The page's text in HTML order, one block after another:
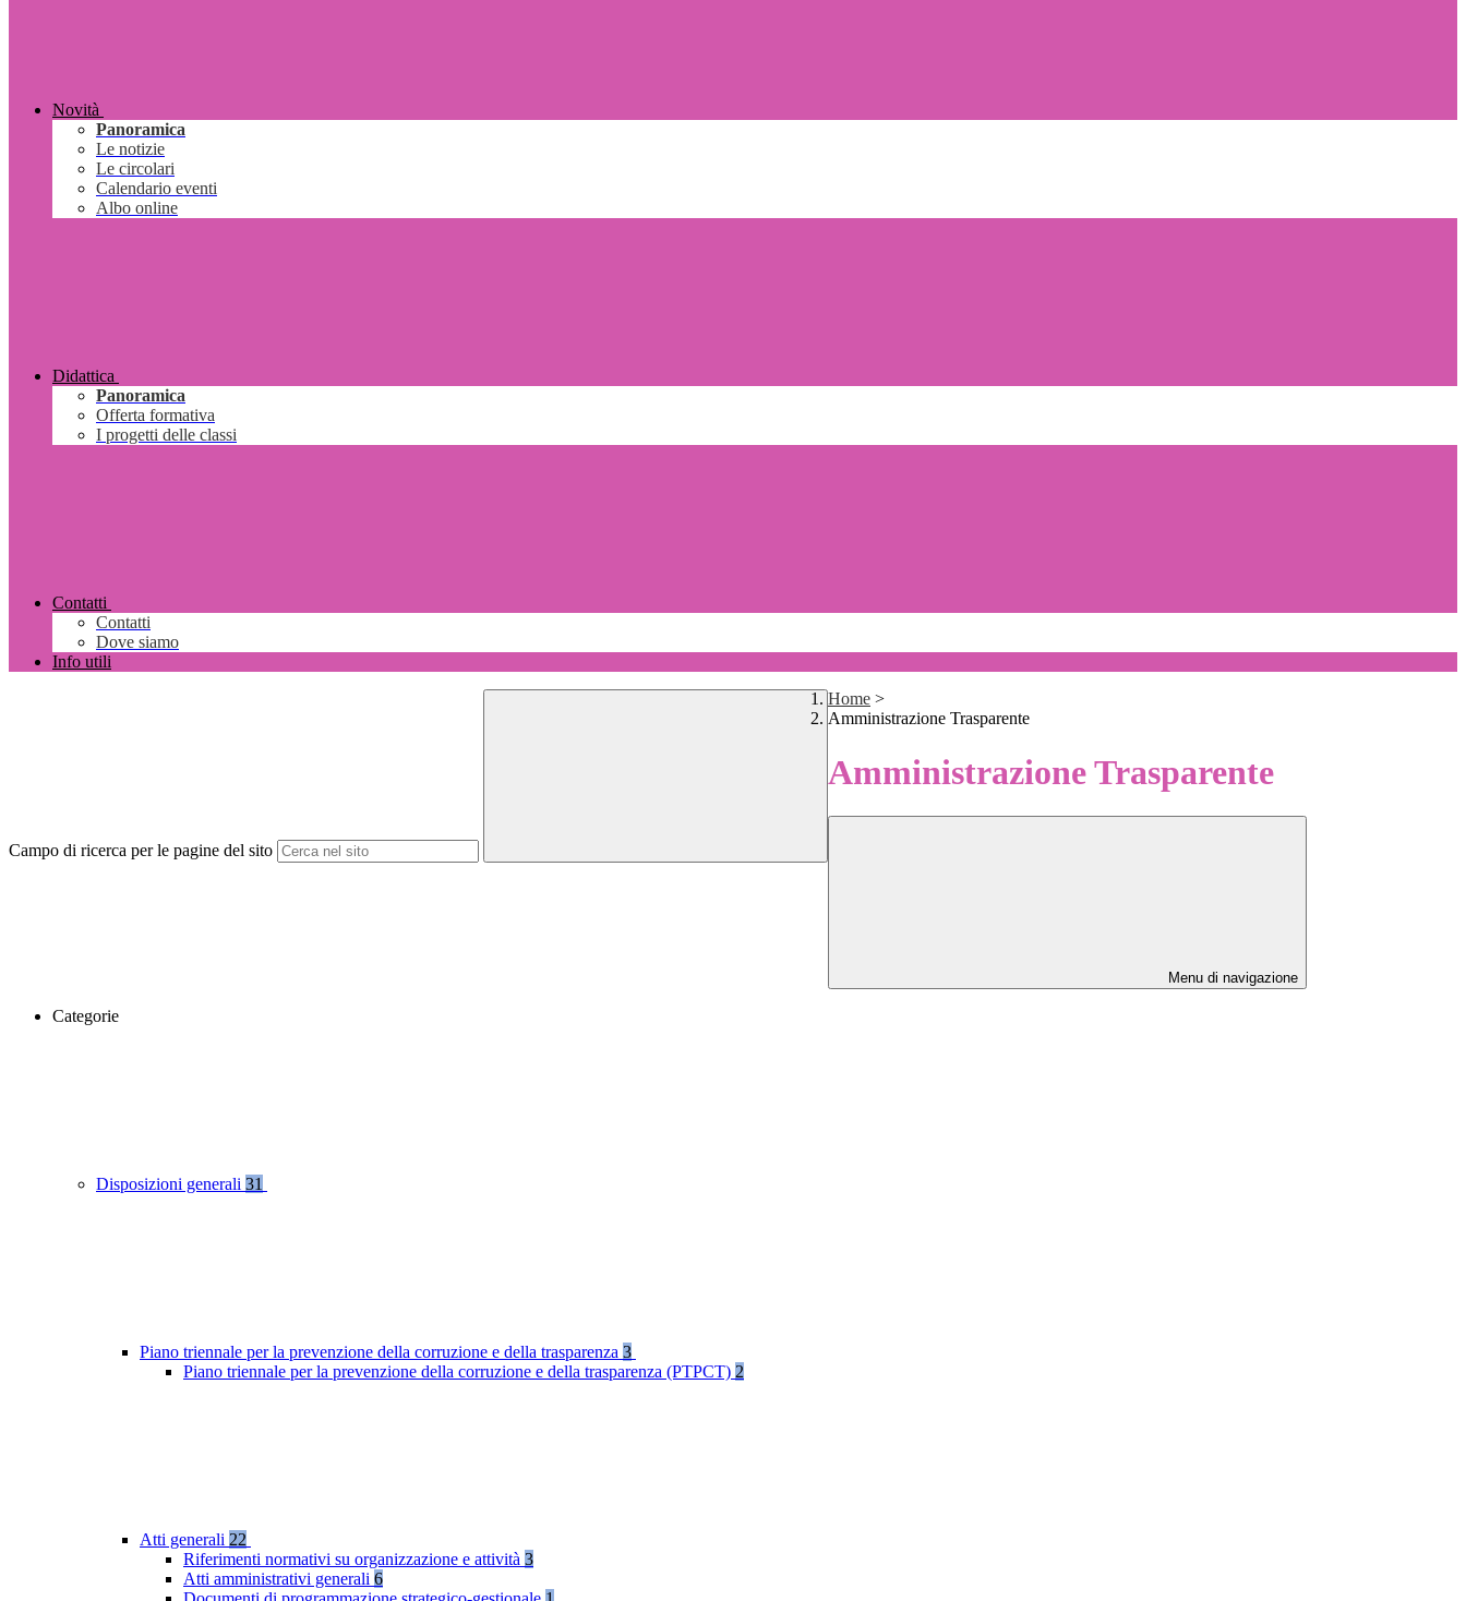
Novità
Panoramica
Le notizie
Le circolari
Calendario eventi
Albo online
Didattica
Panoramica
Offerta formativa
I progetti delle classi
Contatti
Contatti
Dove siamo
Info utili
Campo di ricerca per le pagine del sito
Home >
Amministrazione Trasparente
Amministrazione Trasparente
Menu di navigazione
Categorie
Disposizioni generali 31
Piano triennale per la prevenzione della corruzione e della trasparenza 3
Piano triennale per la prevenzione della corruzione e della trasparenza (PTPCT) 2
Atti generali 22
Riferimenti normativi su organizzazione e attività 3
Atti amministrativi generali 6